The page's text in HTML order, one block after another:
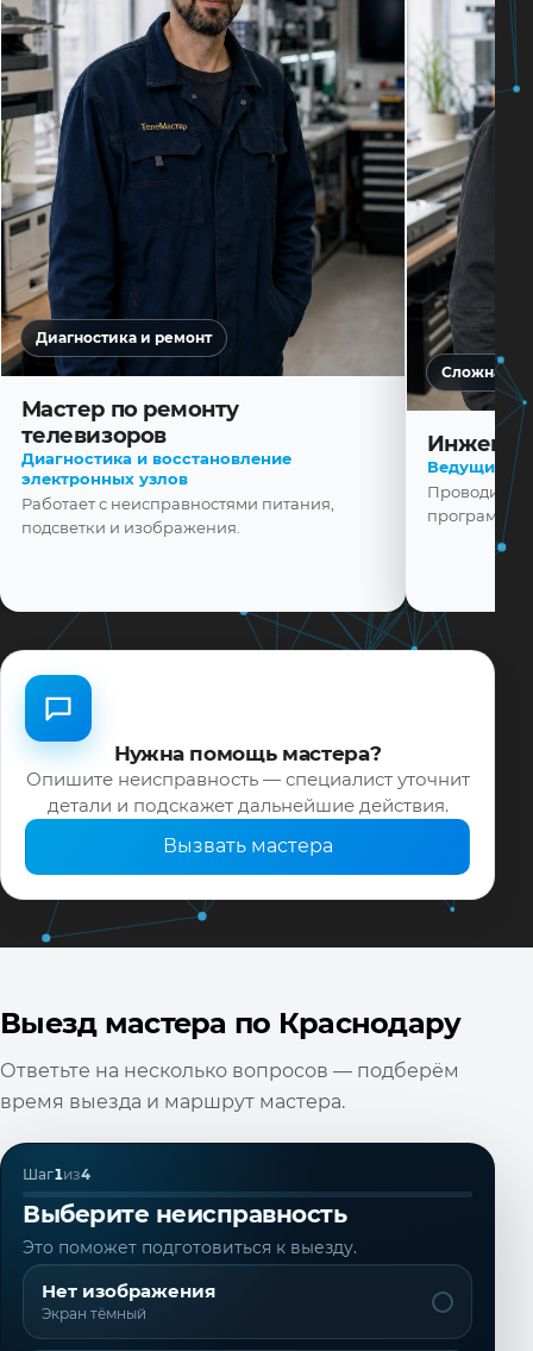
Диагностика и ремонт
Мастер по ремонту
телевизоров
Диагностика и восстановление
электронных узлов
Работает с неисправностями питания,
подсветки и изображения.
Сложная
Ведущий
Проводит
Нужна помощь мастера?
Опишите неисправность — специалист уточнит
детали и подскажет дальнейшие действия.
Вызвать мастера
Выезд мастера по Краснодару
Ответьте на несколько вопросов — подберём
время выезда и маршрут мастера.
Шаг1из4
Выберите неисправность
Это поможет подготовиться к выезду.
Нет изображения
Экран тёмный